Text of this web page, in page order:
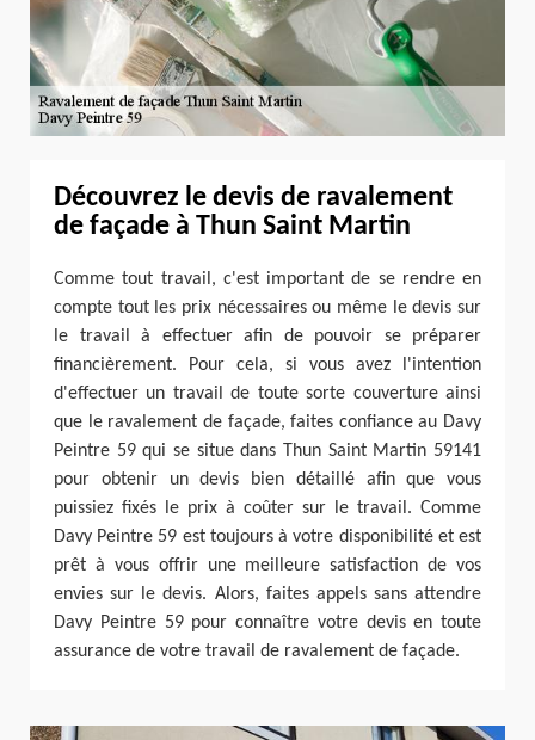
Découvrez le devis de ravalement
de façade à Thun Saint Martin
Comme tout travail, c'est important de se rendre en
compte tout les prix nécessaires ou même le devis sur
le travail à effectuer afin de pouvoir se préparer
financièrement. Pour cela, si vous avez l'intention
d'effectuer un travail de toute sorte couverture ainsi
que le ravalement de façade, faites confiance au Davy
Peintre 59 qui se situe dans Thun Saint Martin 59141
pour obtenir un devis bien détaillé afin que vous
puissiez fixés le prix à coûter sur le travail. Comme
Davy Peintre 59 est toujours à votre disponibilité et est
prêt à vous offrir une meilleure satisfaction de vos
envies sur le devis. Alors, faites appels sans attendre
Davy Peintre 59 pour connaître votre devis en toute
assurance de votre travail de ravalement de façade.